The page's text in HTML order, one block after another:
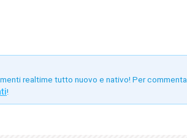
realtime tutto nuovo e nativo! Per
!